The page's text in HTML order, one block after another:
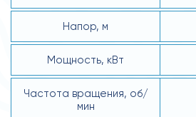
Напор, м
Мощность, кВт
Частота вращения, об/
мин